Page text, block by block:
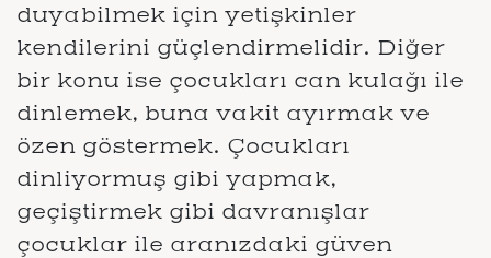
duyabilmek için yetişkinler
kendilerini güçlendirmelidir. Diğer
bir konu ise çocukları can kulağı ile
dinlemek, buna vakit ayırmak ve
özen göstermek. Çocukları
dinliyormuş gibi yapmak,
geçiştirmek gibi davranışlar
çocuklar ile aranızdaki güven